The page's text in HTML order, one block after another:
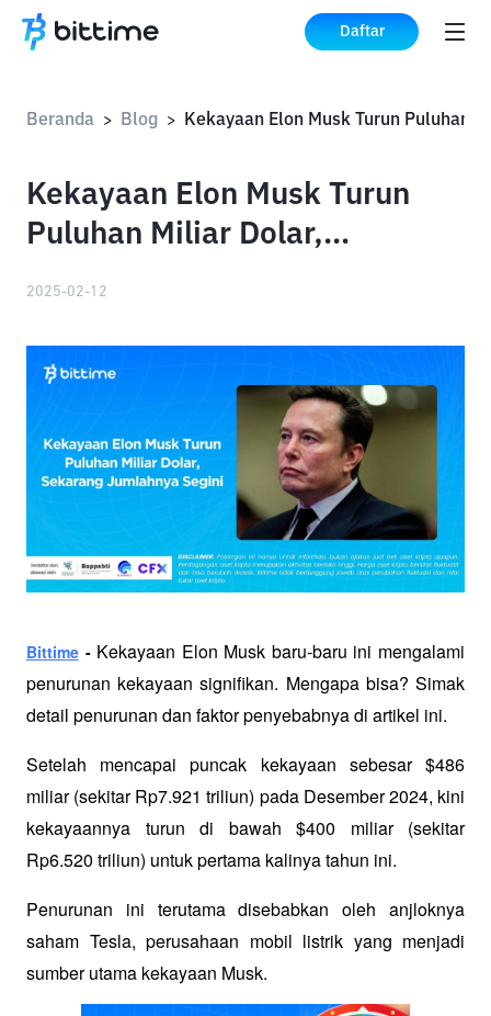
Daftar
Beranda > Blog >
Kekayaan Elon Musk Turun
Puluhan Miliar Dolar,
2025-02-12
Bittime - Kekayaan Elon Musk baru-baru ini mengalami
penurunan kekayaan signifikan. Mengapa bisa? Simak
detail penurunan dan faktor penyebabnya di artikel ini.
Setelah mencapai puncak kekayaan sebesar $486
miliar (sekitar Rp7.921 triliun) pada Desember 2024, kini
kekayaannya turun di bawah $400 miliar (sekitar
Rp6.520 triliun) untuk pertama kalinya tahun ini.
Penurunan ini terutama disebabkan oleh anjloknya
saham Tesla, perusahaan mobil listrik yang menjadi
sumber utama kekayaan Musk.